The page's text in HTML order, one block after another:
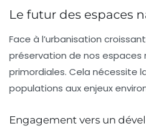
Le futur des espaces
Face à l’urbanisation
préservation de nos espaces
primordiales. Cela nécessite
populations aux enjeux
Engagement vers un